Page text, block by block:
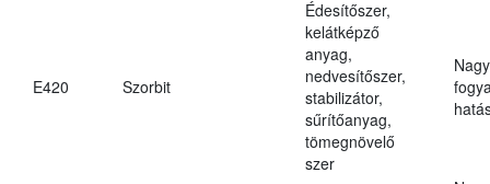
E420 Szorbit
Édesítőszer,
kelátképző
anyag,
nedvesítőszer,
stabilizátor,
sűrítőanyag,
tömegnövelő
szer